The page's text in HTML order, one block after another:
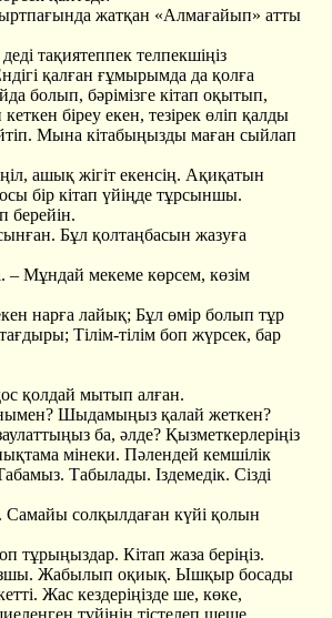
жатқан «Алмағайып» атты
тақиятеппек телпекшіңіз
қалған ғұмырымда да қолға
болып, бәрімізге кітап оқытып,
біреу екен, тезірек өліп қалды
Мына кітабыңызды маған сыйлап
ашық жігіт екенсің. Ақиқатын
бір кітап үйіңде тұрсыншы.
берейін.
Бұл қолтаңбасын жазуға
Мұндай мекеме көрсем, көзім
нарға лайық; Бұл өмір болып тұр
Тілім-тілім боп жүрсек, бар
қолдай мытып алған.
Шыдамыңыз қалай жеткен?
ба, әлде? Қызметкерлеріңіз
мінеки. Пәлендей кемшілік
Табылады. Іздемедік. Сізді
Самайы солқылдаған күйі қолын
Кітап жаза беріңіз.
Жабылып оқиық. Ышқыр босады
Жас кездеріңізде ше, көке,
түйінін тістелеп шеше